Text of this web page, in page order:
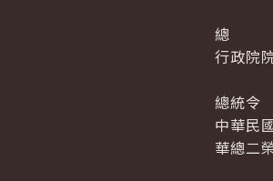
總
行政院
總統令
中華民
華總